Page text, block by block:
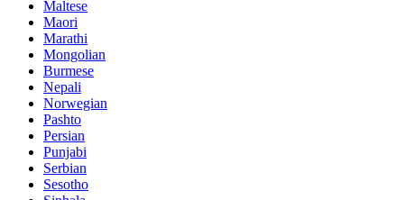
Maltese
Maori
Marathi
Mongolian
Burmese
Nepali
Norwegian
Pashto
Persian
Punjabi
Serbian
Sesotho